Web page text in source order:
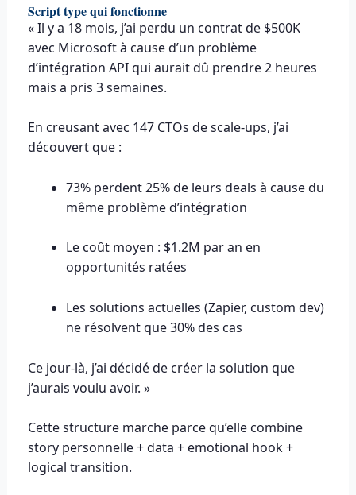
Script type qui fonctionne
« Il y a 18 mois, j’ai perdu un contrat de $500K
avec Microsoft à cause d’un problème
d’intégration API qui aurait dû prendre 2 heures
mais a pris 3 semaines.
En creusant avec 147 CTOs de scale-ups, j’ai
découvert que :
73% perdent 25% de leurs deals à cause du
même problème d’intégration
Le coût moyen : $1.2M par an en
opportunités ratées
Les solutions actuelles (Zapier, custom dev)
ne résolvent que 30% des cas
Ce jour-là, j’ai décidé de créer la solution que
j’aurais voulu avoir. »
Cette structure marche parce qu’elle combine
story personnelle + data + emotional hook +
logical transition.